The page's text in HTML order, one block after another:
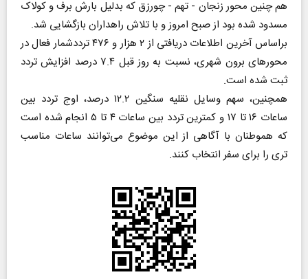
هم چنین محور زنجان - تهم - چورزق که بدلیل بارش برف و کولاک
مسدود شده بود از صبح امروز و با تلاش راهداران بازگشایی شد.
براساس آخرین اطلاعات دریافتی از ۲ هزار و ۴۷۶ ترددشمار فعال در
محورهای برون‌ شهری، نسبت به روز قبل ۷.۴ درصد افزایش تردد
ثبت شده است.
همچنین، سهم وسایل نقلیه سنگین ۱۲.۲ درصد، اوج تردد بین
ساعات ۱۶ تا ۱۷ و کمترین تردد بین ساعات ۴ تا ۵ انجام شده است
که هموطنان با آگاهی از این موضوع می‌توانند ساعات مناسب
تری را برای سفر انتخاب کنند.